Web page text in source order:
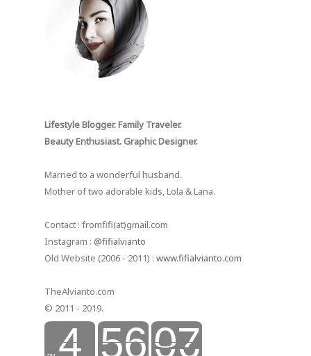
Lifestyle Blogger. Family Traveler.
Beauty Enthusiast. Graphic Designer.
Married to a wonderful husband.
Mother of two adorable kids, Lola & Lana.
Contact : fromfifi(at)gmail.com
Instagram : @fifialvianto
Old Website (2006 - 2011) : www.fifialvianto.com
TheAlvianto.com
© 2011 - 2019.